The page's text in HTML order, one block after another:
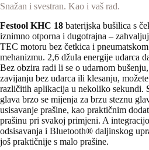
Snažan i svestran. Kao i vaš rad.
Festool KHC 18 baterijska bušilica s
iznimno otporna i dugotrajna –
TEC motoru bez četkica i
mehanizmu. 2,6 džula energije udarca
Bez obzira radi li se o udarnom
zavijanju bez udarca ili klesanju,
različitih aplikacija u nekoliko sekundi.
glava brzo se mijenja za brzu steznu
usisavanje prašine, kao praktičnim
prašinu pri svakoj primjeni. A
odsisavanja i Bluetooth® daljinskog
još praktičnije s malo prašine.